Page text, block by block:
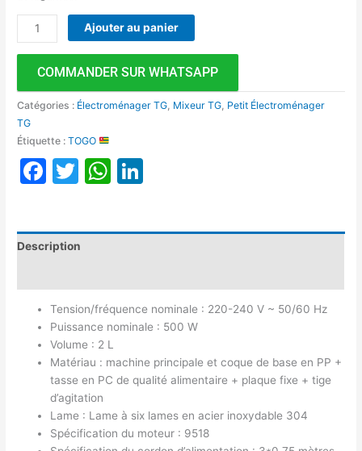
Ajouter au panier
COMMANDER SUR WHATSAPP
Catégories : Électroménager TG Mixeur TG Petit Électroménager
TG
Étiquette :TOGO
Facebook
TwitterWhatsApp
Description
Tension/fréquence nominale : 220-240 V ~ 50/60 Hz
Puissance nominale : 500 W
Volume : 2 L
Matériau : machine principale et coque de base en PP +
tasse en PC de qualité alimentaire + plaque fixe + tige
d’agitation
Lame : Lame à six lames en acier inoxydable 304
Spécification du moteur : 9518